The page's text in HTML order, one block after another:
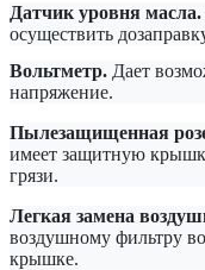
Датчик уровня масла.
осуществить
Вольтметр. Дает
напряжение.
Пылезащищенная
имеет защитную
грязи.
Легкая замена
воздушному фильтру
крышке.